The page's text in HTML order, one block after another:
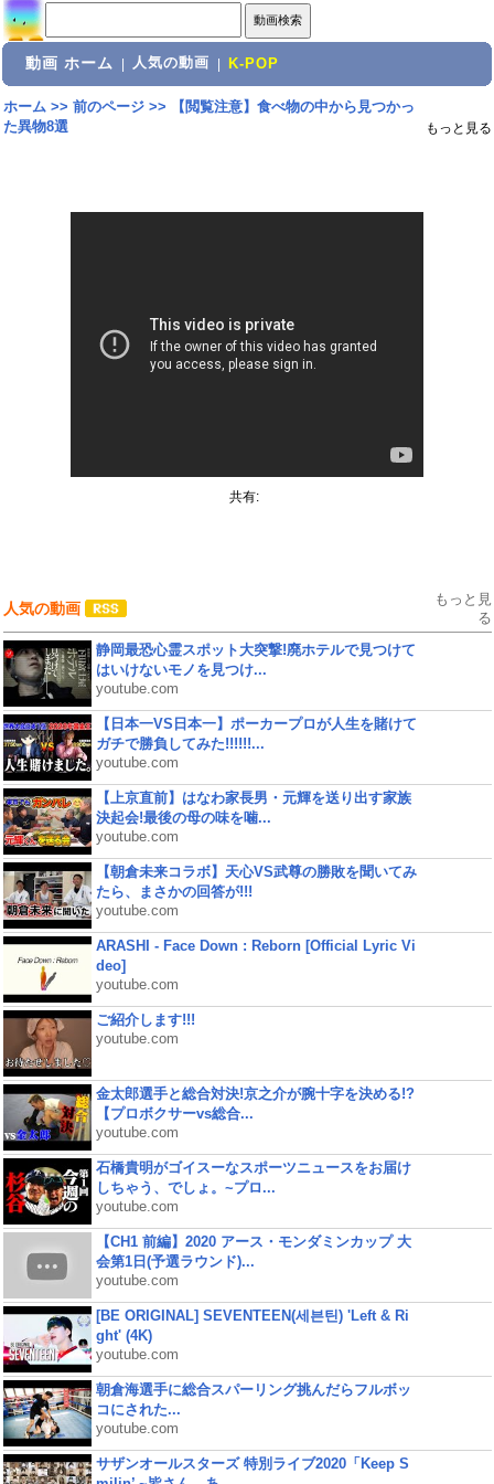
動画 ホーム 人気の動画 K-POP
ホーム>> 前のページ>>
【閲覧注意】食べ物の中から見つかっ
た異物8選
もっと見る
共有:
人気の動画
もっと見
る
静岡最恐心霊スポット大突撃!廃ホテルで見つけて
はいけないモノを見つけ...
youtube.com
【日本一VS日本一】ポーカープロが人生を賭けて
ガチで勝負してみた!!!!!!...
youtube.com
【上京直前】はなわ家長男・元輝を送り出す家族
決起会!最後の母の味を噛...
youtube.com
【朝倉未来コラボ】天心VS武尊の勝敗を聞いてみ
たら、まさかの回答が!!!
youtube.com
ARASHI - Face Down : Reborn [Official Lyric Vi
deo]
youtube.com
ご紹介します!!!
youtube.com
金太郎選手と総合対決!京之介が腕十字を決める!?
【プロボクサーvs総合...
youtube.com
石橋貴明がゴイスーなスポーツニュースをお届け
しちゃう、でしょ。~プロ...
youtube.com
【CH1 前編】2020 アース・モンダミンカップ 大
会第1日(予選ラウンド)...
youtube.com
[BE ORIGINAL] SEVENTEEN(세븐틴) 'Left & Ri
ght' (4K)
youtube.com
朝倉海選手に総合スパーリング挑んだらフルボッ
コにされた...
youtube.com
サザンオールスターズ 特別ライブ2020「Keep S